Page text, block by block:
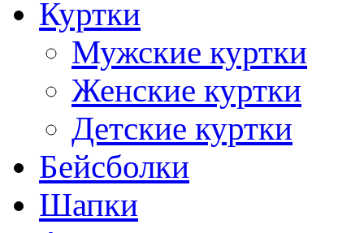
Куртки
Мужские куртки
Женские куртки
Детские куртки
Бейсболки
Шапки